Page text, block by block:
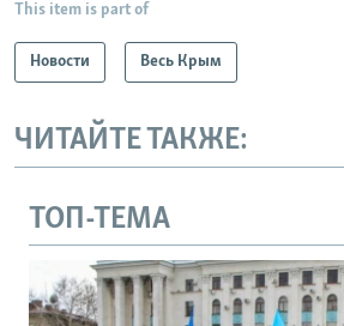
This item is part of
Новости Весь Крым
ЧИТАЙТЕ ТАКЖЕ:
ТОП-ТЕМА